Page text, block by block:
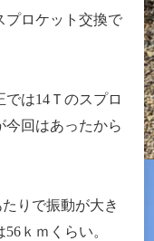
プロケット交換で
は14Ｔのスプロ
今回はあったから
りで振動が大き
ｋｍくらい。